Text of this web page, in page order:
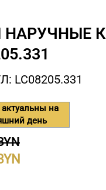
LC08205.331
на
день